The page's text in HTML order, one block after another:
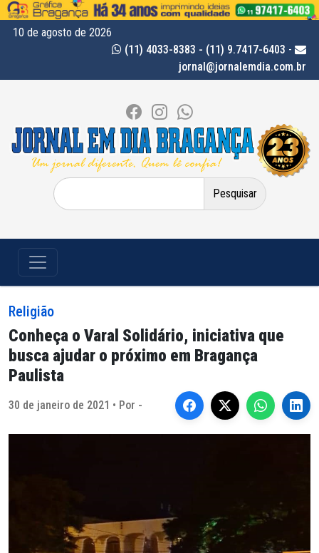
10 de agosto de 2026
(11) 4033-8383 - (11) 9.7417-6403 -
jornal@jornalemdia.com.br
Pesquisar
por:
Religião
Conheça o Varal Solidário, iniciativa que
busca ajudar o próximo em Bragança
Paulista
30 de janeiro de 2021 • Por -